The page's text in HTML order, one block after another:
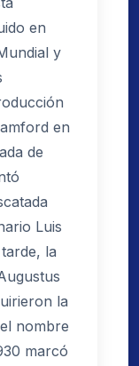
en
y
en
de
Luis
la
la
nombre
marcó